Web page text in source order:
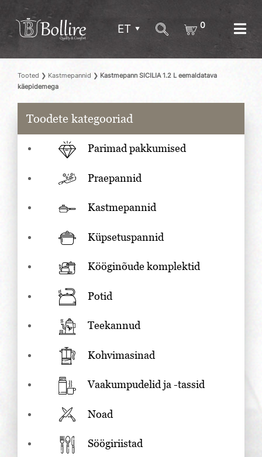
ET 0
Tooted ❯ Kastmepannid ❯ Kastmepann SICILIA 1.2 L eemaldatava
käepidemega
Toodete kategooriad
Parimad pakkumised
Praepannid
Kastmepannid
Küpsetuspannid
Kööginõude komplektid
Potid
Teekannud
Kohvimasinad
Vaakumpudelid ja -tassid
Noad
Söögiriistad